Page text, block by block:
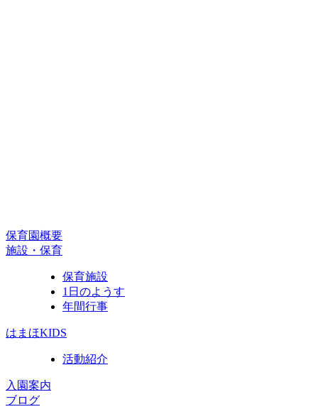
保育園概要
施設・保育
保育施設
1日のようす
年間行事
はまほKIDS
活動紹介
入園案内
ブログ